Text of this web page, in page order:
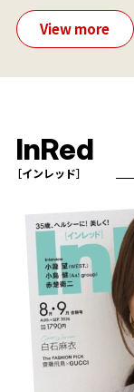
View more
InRed
［インレッド］